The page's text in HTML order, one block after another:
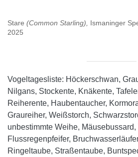
Stare (Common Starling),
Ismaninger
2025
Vogeltagesliste: Höckerschwan,
Nilgans, Stockente, Knäkente,
Reiherente, Haubentaucher,
Graureiher, Weißstorch,
unbestimmte Weihe,
Flussregenpfeifer,
Ringeltaube, Straßentaube,